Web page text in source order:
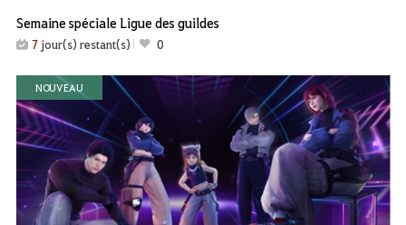
Semaine spéciale Ligue des guildes
7 jour(s) restant(s) 0
NOUVEAU